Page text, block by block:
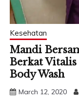
Kesehatan
Mandi
Berkat
Body Wash
March 12, 2020